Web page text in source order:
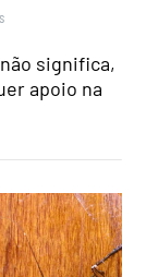
significa,
apoio na